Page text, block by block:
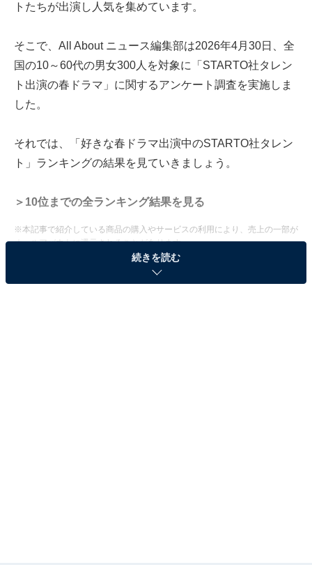
トたちが出演し人気を集めています。
そこで、All About ニュース編集部は2026年4月30日、全
国の10～60代の男女300人を対象に「STARTO社タレン
ト出演の春ドラマ」に関するアンケート調査を実施しま
した。
それでは、「好きな春ドラマ出演中のSTARTO社タレン
ト」ランキングの結果を見ていきましょう。
＞10位までの全ランキング結果を見る
※本記事で紹介している商品の購入やサービスの利用により、売上の一部が
オールアバウトに還元されることがあります。
2位：玉森裕太（『GIFT』）／48票
続きを読む